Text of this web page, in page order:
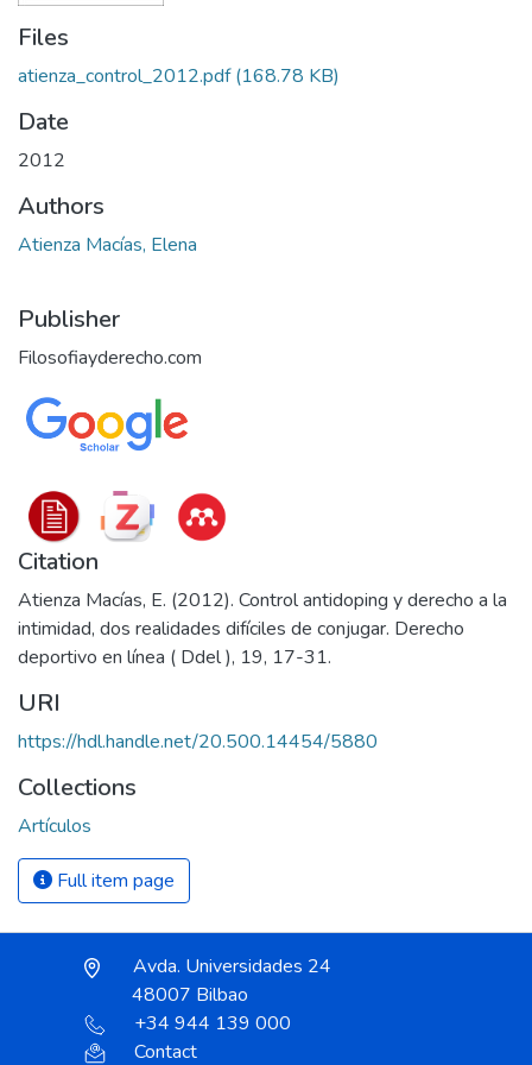
Files
atienza_control_2012.pdf(168.78 KB)
Date
2012
Authors
Atienza Macías, Elena
Publisher
Filosofiayderecho.com
Citation
Atienza Macías, E. (2012). Control antidoping y derecho a la
intimidad, dos realidades difíciles de conjugar. Derecho
deportivo en línea ( Ddel ), 19, 17-31.
URI
https://hdl.handle.net/20.500.14454/5880
Collections
Artículos
Full item page
Avda. Universidades 24
48007 Bilbao
+34 944 139 000
Contact